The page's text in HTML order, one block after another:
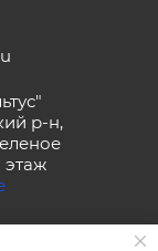
р-н,
этаж